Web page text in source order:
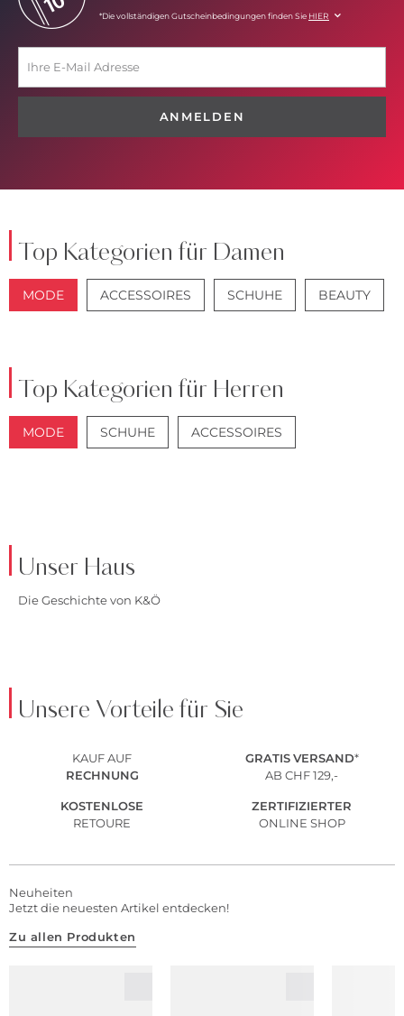
*Die vollständigen Gutscheinbedingungen finden Sie HIER
ANMELDEN
Top Kategorien für Damen
MODE ACCESSOIRES SCHUHE BEAUTY
Top Kategorien für Herren
MODE SCHUHE ACCESSOIRES
Unser Haus
Die Geschichte von K&Ö
Unsere Vorteile für Sie
KAUF AUF
RECHNUNG
GRATIS VERSAND*
AB CHF 129,-
KOSTENLOSE
RETOURE
ZERTIFIZIERTER
ONLINE SHOP
Neuheiten
Jetzt die neuesten Artikel entdecken!
Zu allen Produkten